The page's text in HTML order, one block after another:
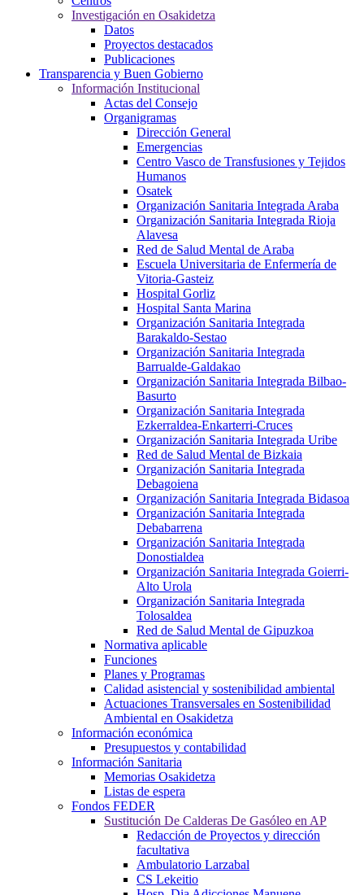
Investigación en Osakidetza
Datos
Proyectos destacados
Publicaciones
Transparencia y Buen Gobierno
Información Institucional
Actas del Consejo
Organigramas
Dirección General
Emergencias
Centro Vasco de Transfusiones y Tejidos
Humanos
Osatek
Organización Sanitaria Integrada Araba
Organización Sanitaria Integrada Rioja
Alavesa
Red de Salud Mental de Araba
Escuela Universitaria de Enfermería de
Vitoria-Gasteiz
Hospital Gorliz
Hospital Santa Marina
Organización Sanitaria Integrada
Barakaldo-Sestao
Organización Sanitaria Integrada
Barrualde-Galdakao
Organización Sanitaria Integrada Bilbao-
Basurto
Organización Sanitaria Integrada
Ezkerraldea-Enkarterri-Cruces
Organización Sanitaria Integrada Uribe
Red de Salud Mental de Bizkaia
Organización Sanitaria Integrada
Debagoiena
Organización Sanitaria Integrada Bidasoa
Organización Sanitaria Integrada
Debabarrena
Organización Sanitaria Integrada
Donostialdea
Organización Sanitaria Integrada Goierri-
Alto Urola
Organización Sanitaria Integrada
Tolosaldea
Red de Salud Mental de Gipuzkoa
Normativa aplicable
Funciones
Planes y Programas
Calidad asistencial y sostenibilidad ambiental
Actuaciones Transversales en Sostenibilidad
Ambiental en Osakidetza
Información económica
Presupuestos y contabilidad
Información Sanitaria
Memorias Osakidetza
Listas de espera
Fondos FEDER
Sustitución De Calderas De Gasóleo en AP
Redacción de Proyectos y dirección
facultativa
Ambulatorio Larzabal
CS Lekeitio